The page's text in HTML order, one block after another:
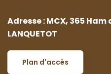
Adresse : MCX, 365
LANQUETOT
Plan d'accès